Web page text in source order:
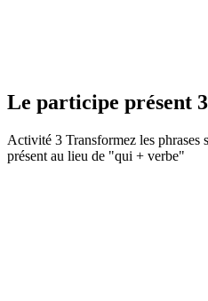
Le participe présent
Activité 3 Transformez les phrases
présent au lieu de "qui + verbe"